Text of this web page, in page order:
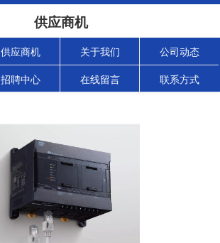
供应商机
供应商机 关于我们 公司动态
招聘中心 在线留言 联系方式